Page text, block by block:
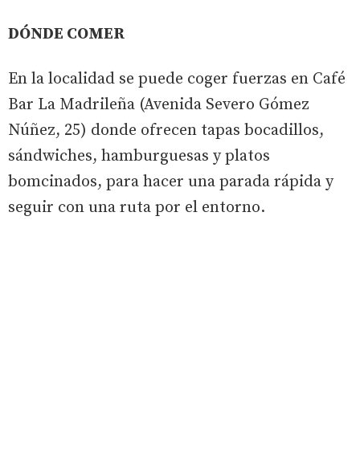
DÓNDE COMER
En la localidad se puede coger fuerzas en Café
Bar La Madrileña (Avenida Severo Gómez
Núñez, 25) donde ofrecen tapas bocadillos,
sándwiches, hamburguesas y platos
bomcinados, para hacer una parada rápida y
seguir con una ruta por el entorno.